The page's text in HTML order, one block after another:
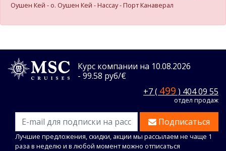
Оушен Кей - о. Оушен Кей - Нассау - Порт Канаверал
Курс компании на 10.08.2026
- 99.58 руб/€
+7 ( 499 ) 404 09 55
отдел продаж
Подписаться
Лучшие предложения, скидки, акции мы рассылаем не чаще 1
раза в неделю и в любой момент можно отписаться